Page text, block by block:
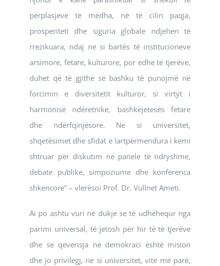
përplasjeve të mëdha, në të cilin paqja,
prosperiteti dhe siguria globale ndjehen të
rrezikuara, ndaj ne si bartës të institucioneve
arsimore, fetare, kulturore, por edhe të tjerëve,
duhet që të gjithë së bashku të punojmë në
forcimin e diversitetit kulturor, si virtyt i
harmonisë ndëretnike, bashkëjetesës fetare
dhe ndërfqinjësore. Ne si universitet,
shqetësimet dhe sfidat e lartpërmendura i kemi
shtruar për diskutim në panele të ndryshme,
debate publike, simpoziume dhe konferenca
shkencore” – vlerësoi Prof. Dr. Vullnet Ameti.
Ai po ashtu vuri në dukje se të udhëhequr nga
parimi universal, të jetosh për hir të të tjerëve
dhe se qeverisja në demokraci është mision
dhe jo privilegj, ne si universitet, vite më parë,